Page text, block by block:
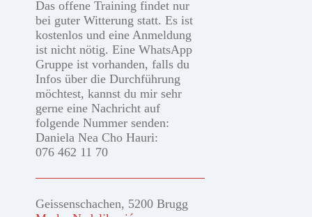
Das offene Training findet nur
bei guter Witterung statt. Es ist
kostenlos und eine Anmeldung
ist nicht nötig. Eine WhatsApp
Gruppe ist vorhanden, falls du
Infos über die Durchführung
möchtest, kannst du mir sehr
gerne eine Nachricht auf
folgende Nummer senden:
Daniela Nea Cho Hauri:
076 462 11 70
Geissenschachen, 5200 Brugg